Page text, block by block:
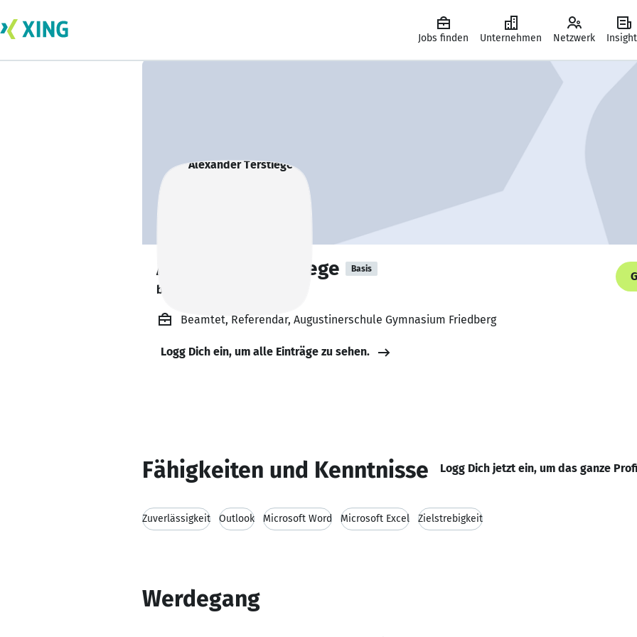
Jobs finden Unternehmen Netzwerk
Alexander Terstiege Basis
bildet sich zurzeit weiter. 🎓
Beamtet, Referendar, Augustinerschule Gymnasium Friedberg
Logg Dich ein, um alle Einträge zu sehen.
Fähigkeiten und Kenntnisse Logg Dich jetzt ein, um das ganze
Zuverlässigkeit Outlook Microsoft Word Microsoft Excel Zielstrebigkeit
Werdegang